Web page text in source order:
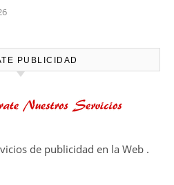
PUBLICIDAD
de publicidad en la Web .